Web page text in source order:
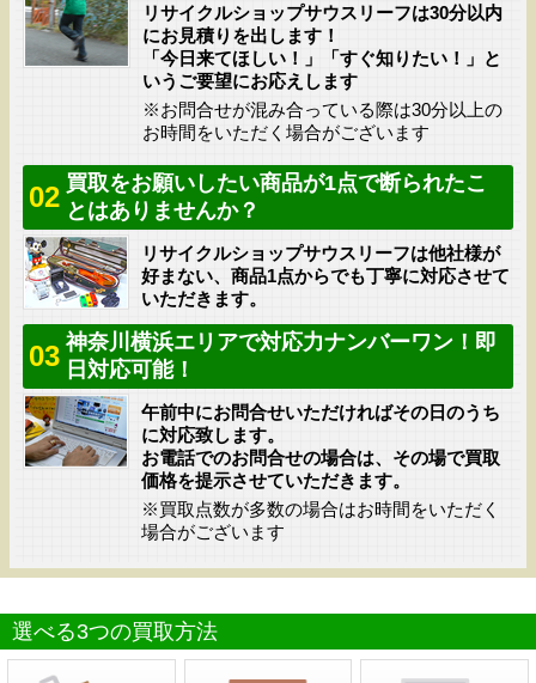
リサイクルショップサウスリーフは30分以内
にお見積りを出します！
「今日来てほしい！」「すぐ知りたい！」と
いうご要望にお応えします
※お問合せが混み合っている際は30分以上の
お時間をいただく場合がございます
02 買取をお願いしたい商品が1点で断られたこ
とはありませんか？
リサイクルショップサウスリーフは他社様が
好まない、商品1点からでも丁寧に対応させて
いただきます。
03 神奈川横浜エリアで対応力ナンバーワン！即
日対応可能！
午前中にお問合せいただければその日のうち
に対応致します。
お電話でのお問合せの場合は、その場で買取
価格を提示させていただきます。
※買取点数が多数の場合はお時間をいただく
場合がございます
選べる3つの買取方法